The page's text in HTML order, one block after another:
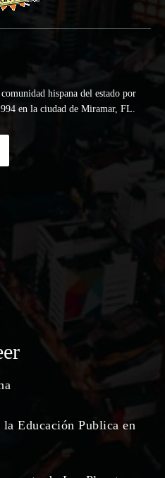
hispana del estado por
en la ciudad de Miramar, FL.
Educación Publica en